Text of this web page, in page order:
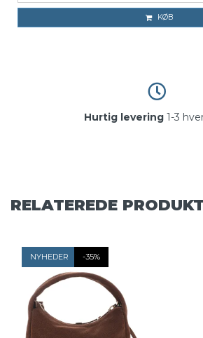
KØB
Hurtig levering 1-3
RELATEREDE
NYHEDER -35%